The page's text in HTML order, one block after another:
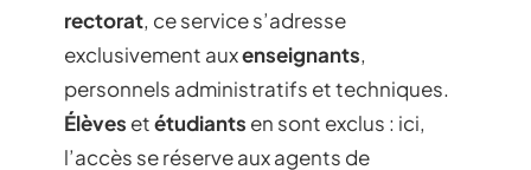
rectorat, ce service s’adresse
exclusivement auxenseignants,
personnels administratifs et techniques.
Élèves etétudiants en sont exclus : ici,
l’accès se réserve aux agents de